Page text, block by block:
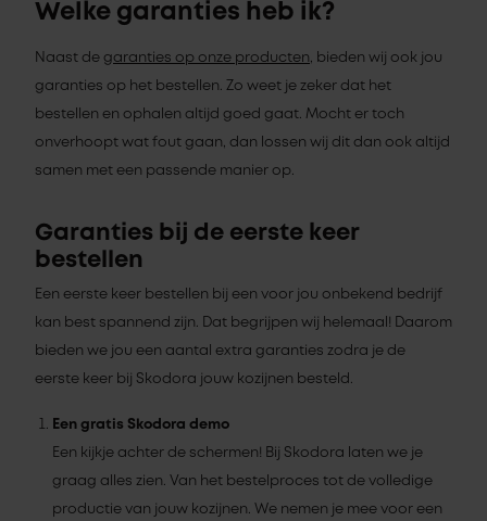
Welke garanties heb ik?
Naast de garanties op onze producten, bieden wij ook jou
garanties op het bestellen. Zo weet je zeker dat het
bestellen en ophalen altijd goed gaat. Mocht er toch
onverhoopt wat fout gaan, dan lossen wij dit dan ook altijd
samen met een passende manier op.
Garanties bij de eerste keer
bestellen
Een eerste keer bestellen bij een voor jou onbekend bedrijf
kan best spannend zijn. Dat begrijpen wij helemaal! Daarom
bieden we jou een aantal extra garanties zodra je de
eerste keer bij Skodora jouw kozijnen besteld.
Een gratis Skodora demo
Een kijkje achter de schermen! Bij Skodora laten we je
graag alles zien. Van het bestelproces tot de volledige
productie van jouw kozijnen. We nemen je mee voor een